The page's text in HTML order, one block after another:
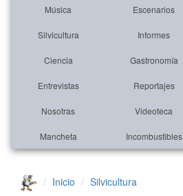
Música Escenarios
Silvicultura Informes
Ciencia Gastronomía
Entrevistas Reportajes
Nosotras Videoteca
Mancheta Incombustibles
Inicio Silvicultura